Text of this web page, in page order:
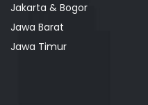
Jakarta & Bogor
Jawa Barat
Jawa Timur